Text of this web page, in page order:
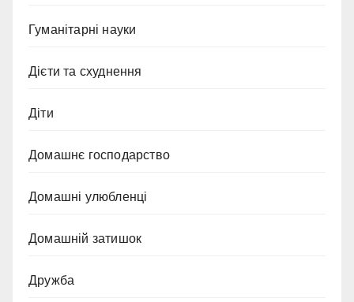
Гуманітарні науки
Дієти та схуднення
Діти
Домашнє господарство
Домашні улюбленці
Домашній затишок
Дружба